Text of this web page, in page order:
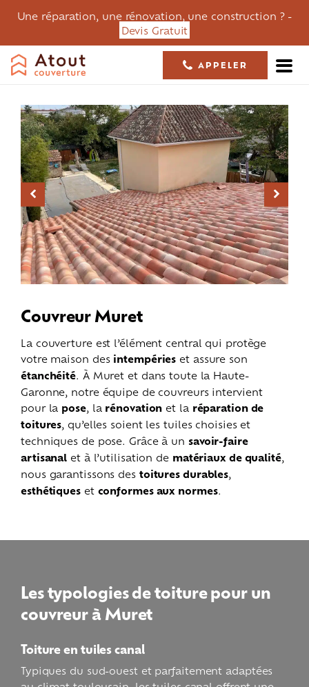
Une réparation, une rénovation, une construction ? -
Devis Gratuit
05 61 36 23 68
APPELER
Couvreur Muret
La couverture est l’élément central qui protège
votre maison des intempéries et assure son
étanchéité. À Muret et dans toute la Haute-
Garonne, notre équipe de couvreurs intervient
pour la pose, la rénovation et la réparation de
toitures, qu’elles soient les tuiles choisies et
techniques de pose. Grâce à un savoir-faire
artisanal et à l’utilisation de matériaux de qualité,
nous garantissons des toitures durables,
esthétiqueset conformes aux normes.
Les typologies de toiture pour un
couvreur à Muret
Toiture en tuiles canal
Typiques du sud-ouest et parfaitement adaptées